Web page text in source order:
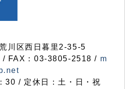
川区西日暮里2-35-5
FAX：03-3805-2518 / m
30 / 定休日：土・日・祝